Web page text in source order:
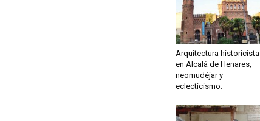
Arquitectura historicista
en Alcalá de Henares,
neomudéjar y
eclecticismo.